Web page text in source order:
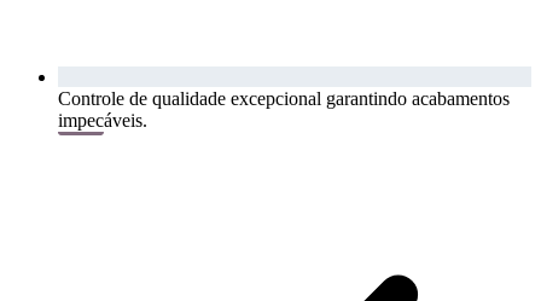
Controle de qualidade excepcional garantindo acabamentos
impecáveis.